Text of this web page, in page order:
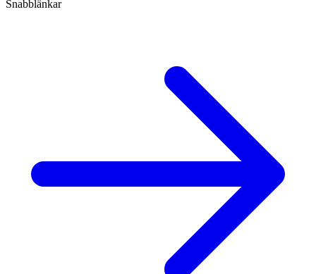
Snabblänkar